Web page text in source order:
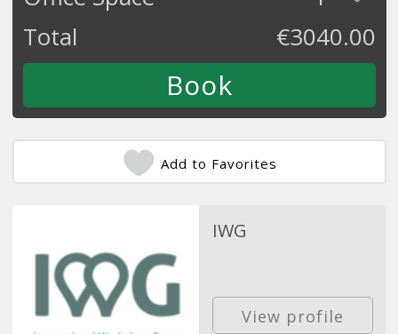
Total
€3040.00
Add to Favorites
IWG
View profile